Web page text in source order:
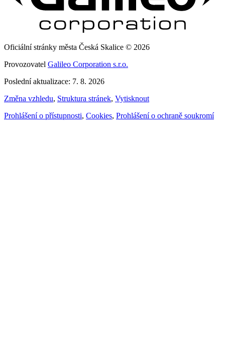
Oficiální stránky města Česká Skalice © 2026
Provozovatel Galileo Corporation s.r.o.
Poslední aktualizace: 7. 8. 2026
Změna vzhledu, Struktura stránek, Vytisknout
Prohlášení o přístupnosti, Cookies, Prohlášení o ochraně soukromí